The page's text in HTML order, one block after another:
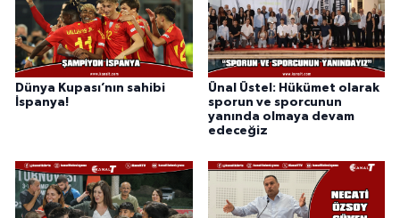
Dünya Kupası’nın sahibi
İspanya!
Ünal Üstel: Hükümet olarak
sporun ve sporcunun
yanında olmaya devam
edeceğiz